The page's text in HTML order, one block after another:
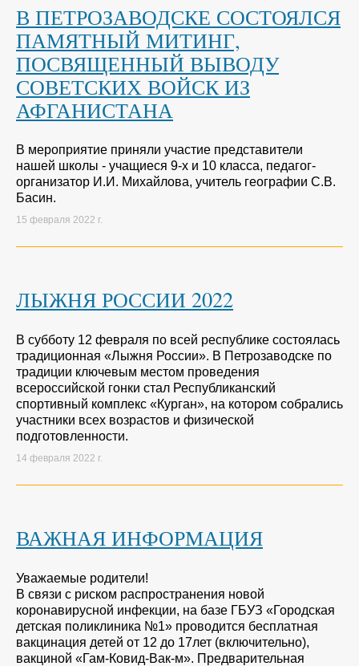
В ПЕТРОЗАВОДСКЕ СОСТОЯЛСЯ
ПАМЯТНЫЙ МИТИНГ,
ПОСВЯЩЕННЫЙ ВЫВОДУ
СОВЕТСКИХ ВОЙСК ИЗ
АФГАНИСТАНА
В мероприятие приняли участие представители
нашей школы - учащиеся 9-х и 10 класса, педагог-
организатор И.И. Михайлова, учитель географии С.В.
Басин.
15 февраля 2022 г.
ЛЫЖНЯ РОССИИ 2022
В субботу 12 февраля по всей республике состоялась
традиционная «Лыжня России». В Петрозаводске по
традиции ключевым местом проведения
всероссийской гонки стал Республиканский
спортивный комплекс «Курган», на котором собрались
участники всех возрастов и физической
подготовленности.
14 февраля 2022 г.
ВАЖНАЯ ИНФОРМАЦИЯ
Уважаемые родители!
В связи с риском распространения новой
коронавирусной инфекции, на базе ГБУЗ «Городская
детская поликлиника №1» проводится бесплатная
вакцинация детей от 12 до 17лет (включительно),
вакциной «Гам-Ковид-Вак-м». Предварительная